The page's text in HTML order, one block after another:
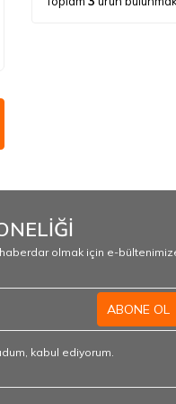
olmak için e-
ABONE OL
kabul ediyorum.